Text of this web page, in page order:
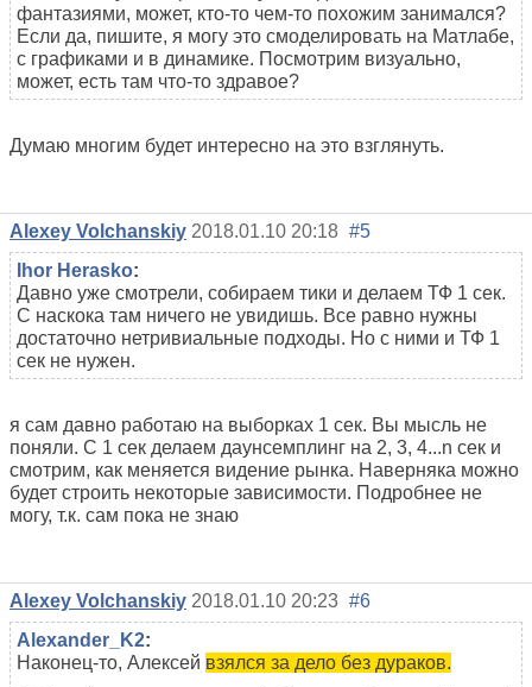
фантазиями, может, кто-то чем-то похожим занимался?
Если да, пишите, я могу это смоделировать на Матлабе,
с графиками и в динамике. Посмотрим визуально,
может, есть там что-то здравое?
Думаю многим будет интересно на это взглянуть.
Alexey Volchanskiy 2018.01.10 20:18 #5
Ihor Herasko:
Давно уже смотрели, собираем тики и делаем ТФ 1 сек.
С наскока там ничего не увидишь. Все равно нужны
достаточно нетривиальные подходы. Но с ними и ТФ 1
сек не нужен.
я сам давно работаю на выборках 1 сек. Вы мысль не
поняли. С 1 сек делаем даунсемплинг на 2, 3, 4...n сек и
смотрим, как меняется видение рынка. Наверняка можно
будет строить некоторые зависимости. Подробнее не
могу, т.к. сам пока не знаю
Alexey Volchanskiy 2018.01.10 20:23 #6
Alexander_K2:
Наконец-то, Алексей взялся за дело без дураков.